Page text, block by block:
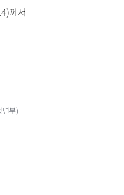
께서
부)